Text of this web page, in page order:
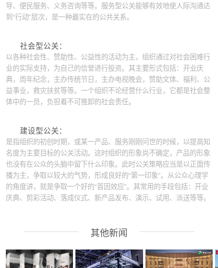
导、便民服务、义务咨询等等。服务型公关能够有效地使人际沟通达
到“行动”层次，是一种最实在的公共关系。
社会型公关：
以各种社会性、赞助性、公益性的活动为主，组织通过对社会困难行
业的实际支持，为自己的信誉进行投资。其主要形式包括：开业庆
典，周年纪念，主办传统节日，主办电视晚会，赞助文体、福利、公
益事业，救灾扶贫等等。一个组织不论经营什么行业，它都是社会整
体中的一员，负担着不可推卸的社会责任。
建设型公关：
是指组织的初创时期，或某一产品、服务刚刚问世的时候，以提高知
名度为主要目标的公关活动。这时组织的形象尚不确定，产品的形象
也没有在公众的头脑中留下什么印象。此时公关策略应当是以正面传
播为主，争取以较大的气势，形成良好的“第一印象”。从公众心理学
的角度讲，就是争取一个好的“首因效应”。其常用的手段包括：开业
庆典、剪彩活动、落成仪式、新产品发布、演示、试用、派送等等。
其他新闻